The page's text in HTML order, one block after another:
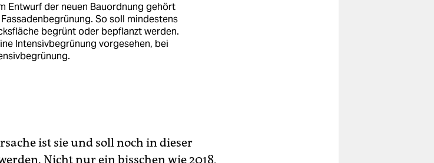
Entwurf der neuen Bauordnung gehört
So soll mindestens
begrünt oder bepflanzt werden.
Intensivbegrünung vorgesehen, bei
oder Aufstockungen bis zu
zu erleichtern, entfällt die
ist sie und soll noch in dieser
Nicht nur ein bisschen wie 2018,